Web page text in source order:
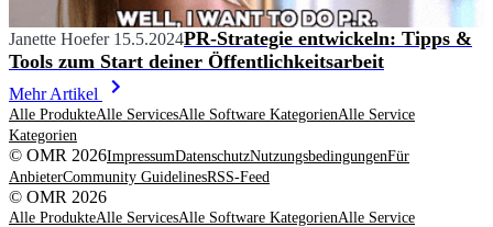
Janette Hoefer 15.5.2024PR-Strategie entwickeln: Tipps &
Tools zum Start deiner Öffentlichkeitsarbeit
Mehr Artikel
Alle ProdukteAlle ServicesAlle Software KategorienAlle Service
Kategorien
© OMR 2026ImpressumDatenschutzNutzungsbedingungenFür
AnbieterCommunity GuidelinesRSS-Feed
© OMR 2026
Alle ProdukteAlle ServicesAlle Software KategorienAlle Service